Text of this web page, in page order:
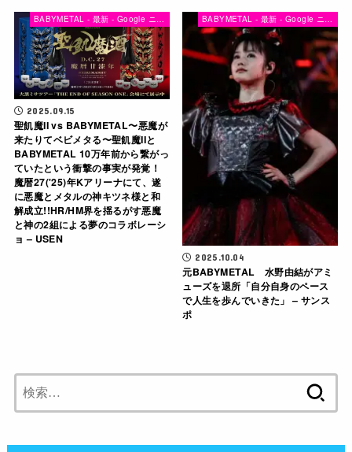
BABYMETAL - 最新 - Google ニュース
2025.09.15
聖飢魔II vs BABYMETAL〜悪魔が
来たりてベビメタる〜聖飢魔IIと
BABYMETAL 10万年前から繋がっ
ていたという衝撃の事実が発覚！
魔暦27('25)年Kアリーナにて、遂
に悪魔とメタルの神キツネ様と和
解成立!!HR/HM界を揺るがす悪魔
と神の2組による夢のコラボレーシ
ョ – USEN
BABYMETAL - 最新 - Google ニュース
2025.10.04
元BABYMETAL 水野由結がアミ
ューズを退所「自分自身のペース
で人生を歩んでいきた」 – サンス
ポ
索: